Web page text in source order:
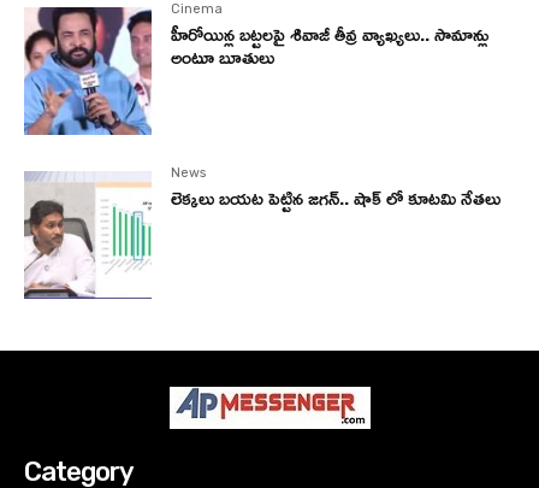
Cinema
హీరోయిన్ల బట్టలపై శివాజీ తీవ్ర వ్యాఖ్యలు.. సామాన్లు
అంటూ బూతులు
News
లెక్కలు బయట పెట్టిన జగన్.. షాక్ లో కూటమి నేతలు
Category